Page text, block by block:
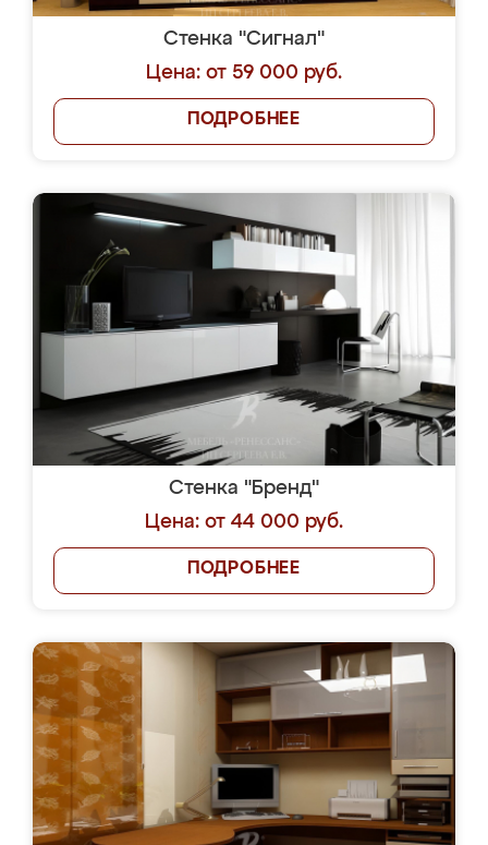
Стенка "Сигнал"
Цена: от 59 000 руб.
ПОДРОБНЕЕ
Стенка "Бренд"
Цена: от 44 000 руб.
ПОДРОБНЕЕ